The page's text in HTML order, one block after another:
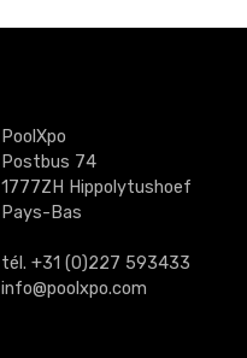
PoolXpo
Postbus 74
1777ZH Hippolytushoef
Pays-Bas
tél. +31 (0)227 593433
info@poolxpo.com